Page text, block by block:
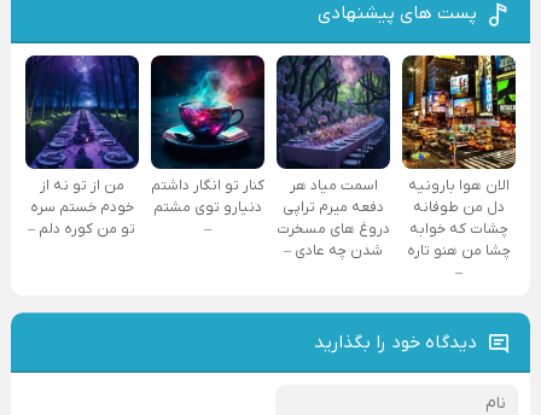
پست های پیشنهادی
الان هوا بارونیه
دل من طوفانه
چشات که خوابه
چشا من هنو تاره
–
اسمت میاد هر
دفعه میرم تراپی
دروغ‌ های مسخرت
شدن چه عادی –
کنار تو انگار داشتم
دنیارو توی مشتم
–
من از تو نه از
خودم خستم سره
تو من کوره دلم –
دیدگاه خود را بگذارید